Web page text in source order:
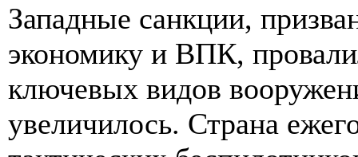
Западные санкции,
экономику и ВПК,
ключевых видов
увеличилось. Страна